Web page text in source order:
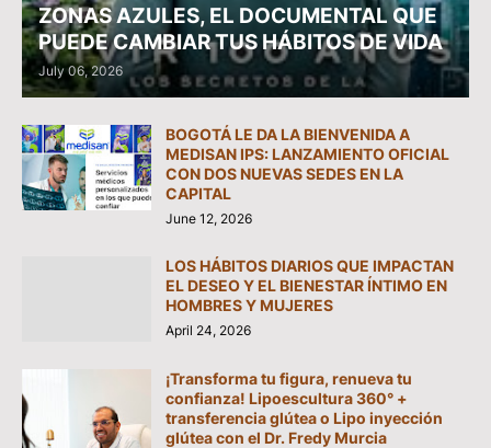
ZONAS AZULES, EL DOCUMENTAL QUE
PUEDE CAMBIAR TUS HÁBITOS DE VIDA
July 06, 2026
BOGOTÁ LE DA LA BIENVENIDA A
MEDISAN IPS: LANZAMIENTO OFICIAL
CON DOS NUEVAS SEDES EN LA
CAPITAL
June 12, 2026
LOS HÁBITOS DIARIOS QUE IMPACTAN
EL DESEO Y EL BIENESTAR ÍNTIMO EN
HOMBRES Y MUJERES
April 24, 2026
¡Transforma tu figura, renueva tu
confianza! Lipoescultura 360° +
transferencia glútea o Lipo inyección
glútea con el Dr. Fredy Murcia